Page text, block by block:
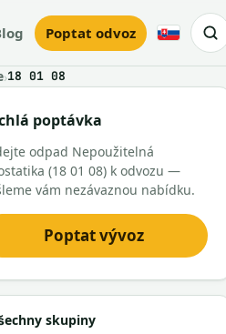
Poptat odvoz Slovensky
›18 01 08
poptávka
odpad Nepoužitelná
(18 01 08) k odvozu —
vám nezávaznou nabídku.
Poptat vývoz
skupiny